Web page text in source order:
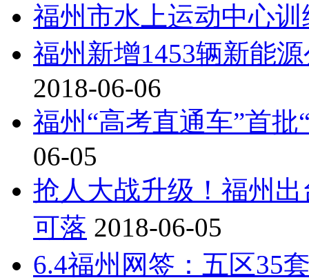
福州市水上运动中心
福州新增1453辆新能
2018-06-06
福州“高考直通车”首
06-05
抢人大战升级！福州
可落 2018-06-05
6.4福州网签：五区35